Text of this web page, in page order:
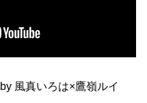
風真いろは×鷹嶺ルイ